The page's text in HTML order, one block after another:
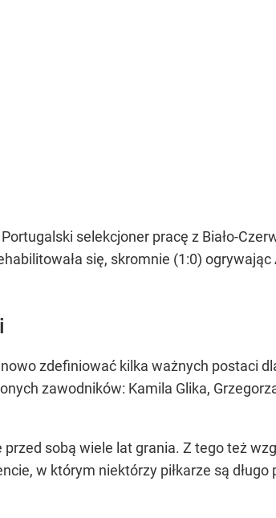
selekcjoner pracę z Biało-
się, skromnie (1:0) ogrywając
zdefiniować kilka ważnych postaci
zawodników: Kamila Glika,
sobą wiele lat grania. Z tego też
w którym niektórzy piłkarze są długo